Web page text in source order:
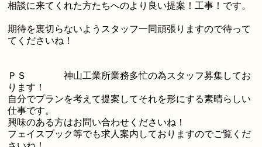
相談に来てくれた方たちへのより良い提案！工事！です。
期待を裏切らないようスタッフ一同頑張りますので待って
てくださいね！
ＰＳ 神山工業所業務多忙の為スタッフ募集してお
ります！
自分でプランを考えて提案してそれを形にする素晴らしい
仕事です。
興味のある方はお問い合わせくださいね！
フェイスブック等でも求人案内しておりますのでご覧くだ